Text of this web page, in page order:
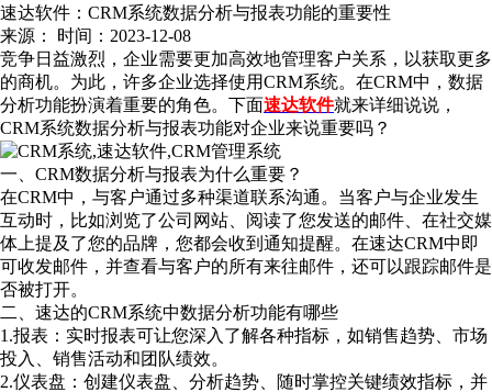
速达软件：CRM系统数据分析与报表功能的重要性
来源： 时间：2023-12-08
竞争日益激烈，企业需要更加高效地管理客户关系，以获取更多
的商机。为此，许多企业选择使用CRM系统。在CRM中，数据
分析功能扮演着重要的角色。下面速达软件就来详细说说，
CRM系统数据分析与报表功能对企业来说重要吗？
一、CRM数据分析与报表为什么重要？
在CRM中，与客户通过多种渠道联系沟通。当客户与企业发生
互动时，比如浏览了公司网站、阅读了您发送的邮件、在社交媒
体上提及了您的品牌，您都会收到通知提醒。在速达CRM中即
可收发邮件，并查看与客户的所有来往邮件，还可以跟踪邮件是
否被打开。
二、速达的CRM系统中数据分析功能有哪些
1.报表：实时报表可让您深入了解各种指标，如销售趋势、市场
投入、销售活动和团队绩效。
2.仪表盘：创建仪表盘、分析趋势、随时掌控关键绩效指标，并